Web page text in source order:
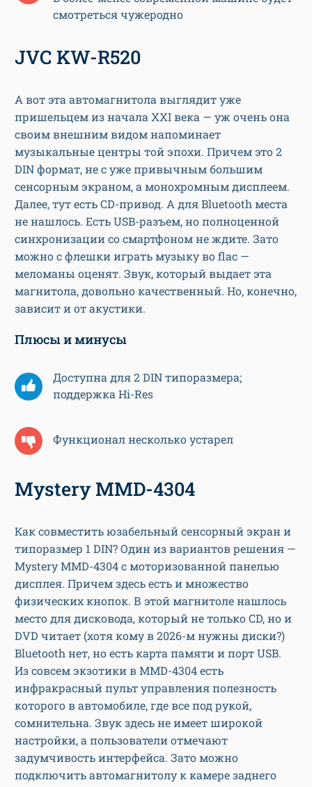
смотреться чужеродно
JVC KW-R520
А вот эта автомагнитола выглядит уже
пришельцем из начала XXI века — уж очень она
своим внешним видом напоминает
музыкальные центры той эпохи. Причем это 2
DIN формат, не с уже привычным большим
сенсорным экраном, а монохромным дисплеем.
Далее, тут есть CD-привод. А для Bluetooth места
не нашлось. Есть USB-разъем, но полноценной
синхронизации со смартфоном не ждите. Зато
можно с флешки играть музыку во flac —
меломаны оценят. Звук, который выдает эта
магнитола, довольно качественный. Но, конечно,
зависит и от акустики.
Плюсы и минусы
Доступна для 2 DIN типоразмера;
поддержка Hi-Res
Функционал несколько устарел
Mystery MMD-4304
Как совместить юзабельный сенсорный экран и
типоразмер 1 DIN? Один из вариантов решения —
Mystery MMD-4304 с моторизованной панелью
дисплея. Причем здесь есть и множество
физических кнопок. В этой магнитоле нашлось
место для дисковода, который не только CD, но и
DVD читает (хотя кому в 2026-м нужны диски?)
Bluetooth нет, но есть карта памяти и порт USB.
Из совсем экзотики в MMD-4304 есть
инфракрасный пульт управления полезность
которого в автомобиле, где все под рукой,
сомнительна. Звук здесь не имеет широкой
настройки, а пользователи отмечают
задумчивость интерфейса. Зато можно
подключить автомагнитолу к камере заднего